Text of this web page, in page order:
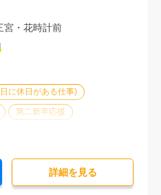
に休日がある仕事)
第二新卒応援
宮・花時計前
詳細を⾒る